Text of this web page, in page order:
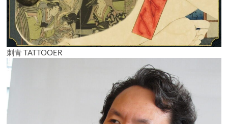
刺青 TATTOOER